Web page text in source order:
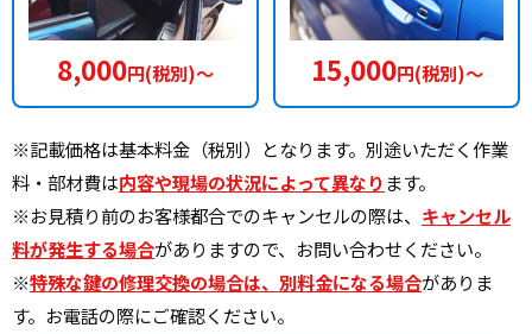
8,000円(税別)〜 15,000円(税別)〜
※記載価格は基本料金（税別）となります。別途いただく作業
料・部材費は内容や現場の状況によって異なり ます。
※お見積り前のお客様都合でのキャンセルの際は、 キャンセル
料が発生する場合がありますので、お問い合わせください。
※特殊な鍵の修理交換の場合は、別料金になる場合がありま
す。お電話の際にご確認ください。